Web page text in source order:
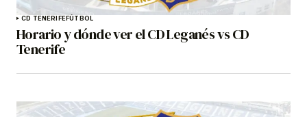
CD TENERIFEFÚTBOL
Horario y dónde ver el CD Leganés vs CD
Tenerife